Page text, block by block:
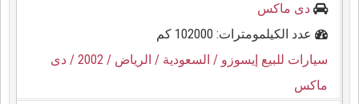
دى ماكس
عدد الكيلمومترات: 102000 كم
سيارات للبيع إيسوزو / السعودية / الرياض / 2002
/ دى
ماكس